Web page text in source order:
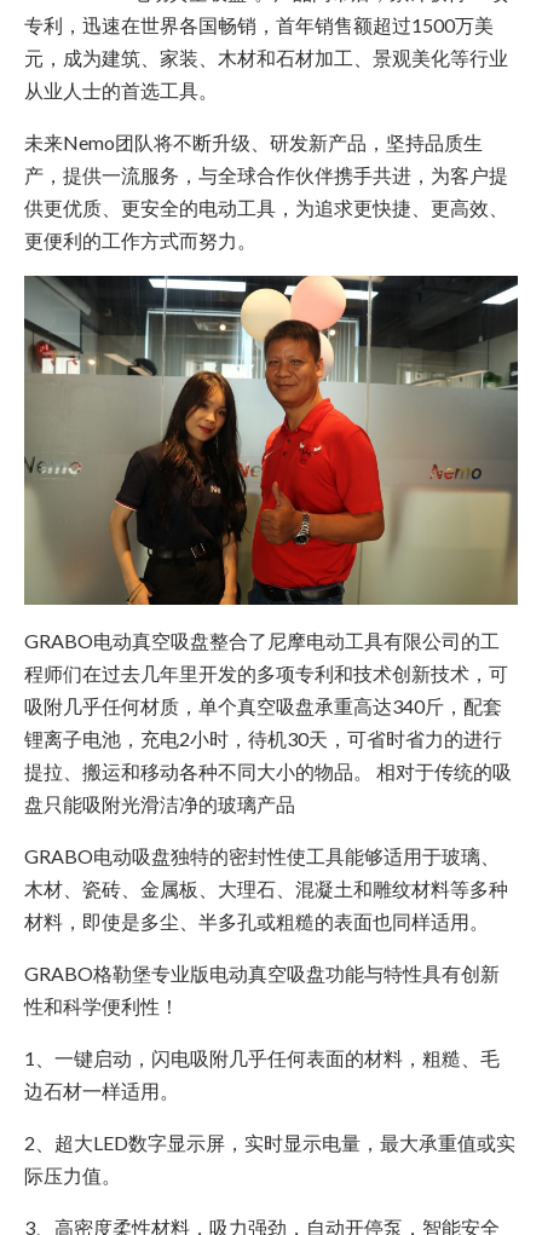
专利，迅速在世界各国畅销，首年销售额超过1500万美
元，成为建筑、家装、木材和石材加工、景观美化等行业
从业人士的首选工具。
未来Nemo团队将不断升级、研发新产品，坚持品质生
产，提供一流服务，与全球合作伙伴携手共进，为客户提
供更优质、更安全的电动工具，为追求更快捷、更高效、
更便利的工作方式而努力。
GRABO电动真空吸盘整合了尼摩电动工具有限公司的工
程师们在过去几年里开发的多项专利和技术创新技术，可
吸附几乎任何材质，单个真空吸盘承重高达340斤，配套
锂离子电池，充电2小时，待机30天，可省时省力的进行
提拉、搬运和移动各种不同大小的物品。 相对于传统的吸
盘只能吸附光滑洁净的玻璃产品
GRABO电动吸盘独特的密封性使工具能够适用于玻璃、
木材、瓷砖、金属板、大理石、混凝土和雕纹材料等多种
材料，即使是多尘、半多孔或粗糙的表面也同样适用。
GRABO格勒堡专业版电动真空吸盘功能与特性具有创新
性和科学便利性！
1、一键启动，闪电吸附几乎任何表面的材料，粗糙、毛
边石材一样适用。
2、超大LED数字显示屏，实时显示电量，最大承重值或实
际压力值。
3、高密度柔性材料，吸力强劲，自动开停泵，智能安全